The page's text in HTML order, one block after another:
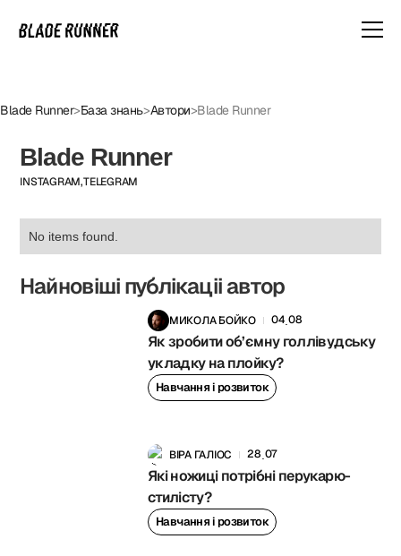
Blade Runner>База знань>Автори>Blade Runner
Blade Runner
INSTAGRAM,TELEGRAM
No items found.
Найновіші публікаціі автор
МИКОЛА БОЙКО 04 .08
Як зробити об’ємну голлівудську
укладку на плойку?
Навчання і розвиток
ВІРА ГАЛІОС 28 07
Які ножиці потрібні перукарю-
стилісту?
Навчання і розвиток